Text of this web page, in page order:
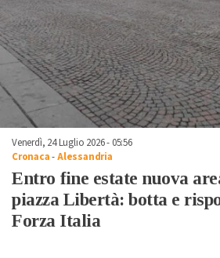
Venerdì, 24 Luglio 2026 - 05:56
Cronaca-Alessandria
Entro fine estate nuova
piazza Libertà: botta e
Forza Italia